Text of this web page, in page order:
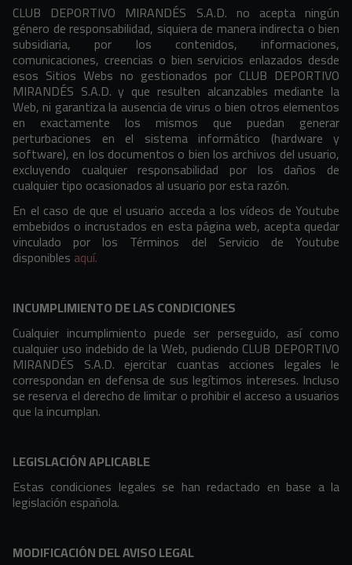
CLUB DEPORTIVO MIRANDÉS S.A.D. no acepta ningún
género de responsabilidad, siquiera de manera indirecta o bien
subsidiaria, por los contenidos, informaciones,
comunicaciones, creencias o bien servicios enlazados desde
esos Sitios Webs no gestionados por CLUB DEPORTIVO
MIRANDÉS S.A.D. y que resulten alcanzables mediante la
Web, ni garantiza la ausencia de virus o bien otros elementos
en exactamente los mismos que puedan generar
perturbaciones en el sistema informático (hardware y
software), en los documentos o bien los archivos del usuario,
excluyendo cualquier responsabilidad por los daños de
cualquier tipo ocasionados al usuario por esta razón.
En el caso de que el usuario acceda a los vídeos de Youtube
embebidos o incrustados en esta página web, acepta quedar
vinculado por los Términos del Servicio de Youtube
disponibles aquí.
INCUMPLIMIENTO DE LAS CONDICIONES
Cualquier incumplimiento puede ser perseguido, así como
cualquier uso indebido de la Web, pudiendo CLUB DEPORTIVO
MIRANDÉS S.A.D. ejercitar cuantas acciones legales le
correspondan en defensa de sus legítimos intereses. Incluso
se reserva el derecho de limitar o prohibir el acceso a usuarios
que la incumplan.
LEGISLACIÓN APLICABLE
Estas condiciones legales se han redactado en base a la
legislación española.
MODIFICACIÓN DEL AVISO LEGAL